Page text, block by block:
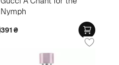
Nymph
391₴